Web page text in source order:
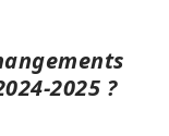
2025 ?